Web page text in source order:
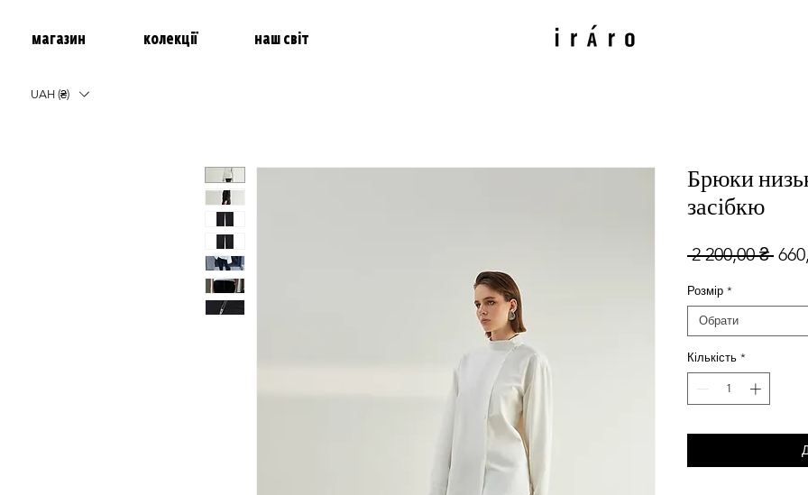
магазин колекції наш світ
UAH (₴)
Брюки
засібкю
2 200,00 ₴
Розмір *
Обрати
Кількість *